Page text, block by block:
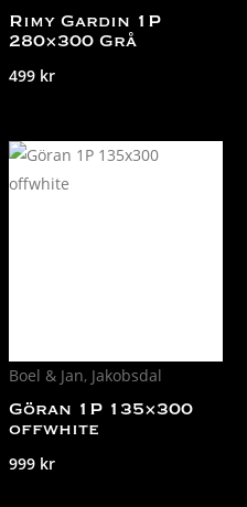
Rimy Gardin 1P
280×300 Grå
499 kr
Boel & Jan, Jakobsdal
Göran 1P 135×300
offwhite
999 kr